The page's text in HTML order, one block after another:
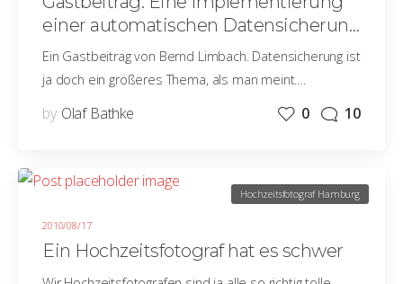
einer automatischen Datensicherung
unter Mac OS X
Ein Gastbeitrag von Bernd Limbach. Datensicherung ist
ja doch ein größeres Thema, als man meint.…
by Olaf Bathke 0 10
2010/08/17
Hochzeitsfotograf Hamburg
Ein Hochzeitsfotograf hat es schwer